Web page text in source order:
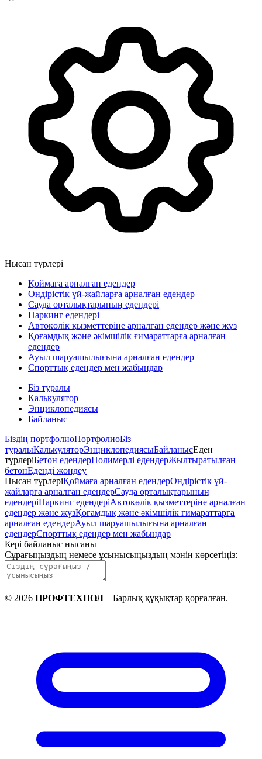
Нысан түрлері
Қоймаға арналған едендер
Өндірістік үй-жайларға арналған едендер
Сауда орталықтарының едендері
Паркинг едендері
Автокөлік қызметтеріне арналған едендер және жүз
Қоғамдық және әкімшілік ғимараттарға арналған
едендер
Ауыл шаруашылығына арналған едендер
Спорттық едендер мен жабындар
Біз туралы
Калькулятор
Энциклопедиясы
Байланыс
Біздің портфолиоПортфолиоБіз
туралыКалькуляторЭнциклопедиясыБайланысЕден
түрлеріБетон едендерПолимерлі едендерЖылтыратылған
бетонЕденді жөндеу
Нысан түрлеріҚоймаға арналған едендерӨндірістік үй-
жайларға арналған едендерСауда орталықтарының
едендеріПаркинг едендеріАвтокөлік қызметтеріне арналған
едендер және жүзҚоғамдық және әкімшілік ғимараттарға
арналған едендерАуыл шаруашылығына арналған
едендерСпорттық едендер мен жабындар
Кері байланыс нысаны
Сұрағыңыздың немесе ұсынысыңыздың мәнін көрсетіңіз:
© 2026 ПРОФТЕХПОЛ – Барлық құқықтар қорғалған.